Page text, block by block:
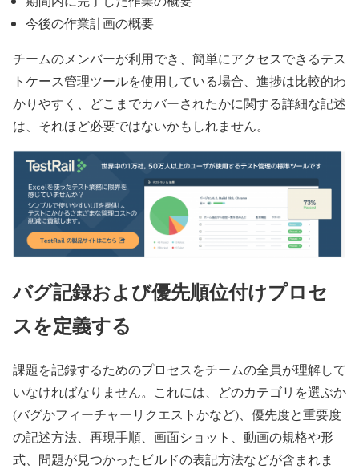
今後の作業計画の概要
チームのメンバーが利用でき、簡単にアクセスできるテス
トケース管理ツールを使用している場合、進捗は比較的わ
かりやすく、どこまでカバーされたかに関する詳細な記述
は、それほど必要ではないかもしれません。
バグ記録および優先順位付けプロセ
スを定義する
課題を記録するためのプロセスをチームの全員が理解して
いなければなりません。これには、どのカテゴリを選ぶか
(バグかフィーチャーリクエストかなど)、優先度と重要度
の記述方法、再現手順、画面ショット、動画の規格や形
式、問題が見つかったビルドの表記方法などが含まれま